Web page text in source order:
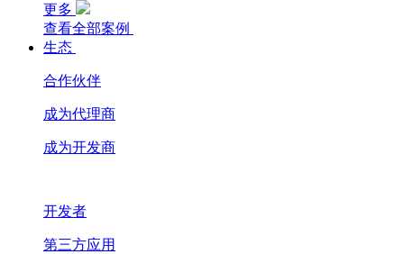
更多
查看全部案例
生态
合作伙伴
成为代理商
成为开发商
开发者
第三方应用